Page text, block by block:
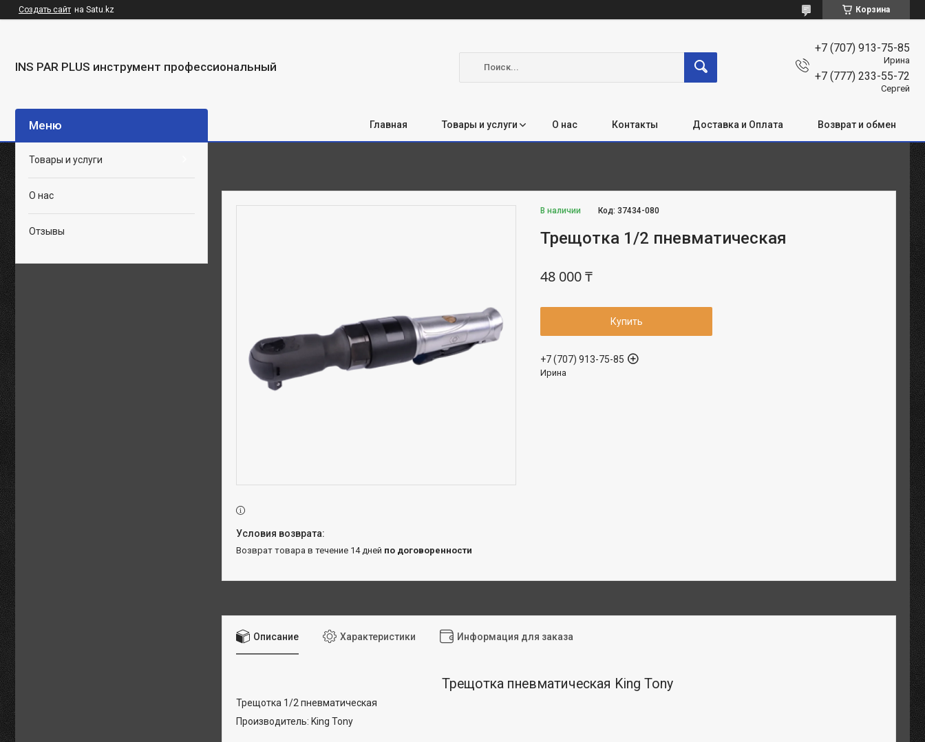
Создать сайт на Satu.kz Корзина
INS PAR PLUS инструмент профессиональный
+7 (707) 913-75-85
Ирина
+7 (777) 233-55-72
Сергей
Главная Товары и услуги О нас Контакты Доставка и Оплата Возврат и обмен
В наличии Код:37434-080
Трещотка 1/2 пневматическая
48 000 ₸
Купить
+7 (707) 913-75-85
Ирина
возврат товара в течение 14 дней по договоренности
Описание Характеристики Информация для заказа
Трещотка пневматическая King Tony
Трещотка 1/2 пневматическая
Производитель: King Tony
Товары и услуги
О нас
Отзывы